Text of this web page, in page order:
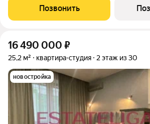
личном кабинете до обращения за
части района Печатники
Позвонить
16 490 000 ₽
25,2 м² квартира-студия 2 этаж из 30
новостройка